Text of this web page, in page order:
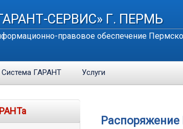
СЕРВИС» Г. ПЕРМЬ
правовое обеспечение
Система ГАРАНТ Услуги
Распоряжение